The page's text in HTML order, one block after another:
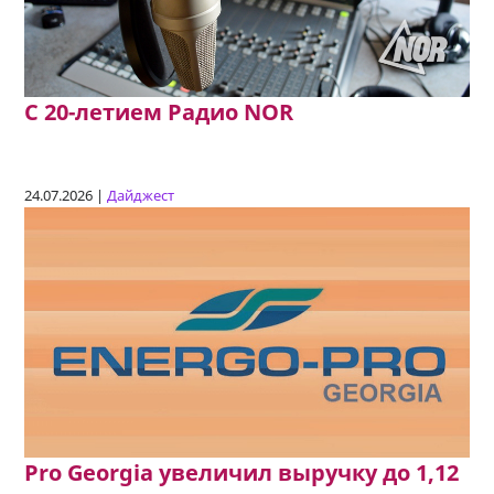
C 20-летием Радио NOR
24.07.2026 |Дайджест
Pro Georgia увеличил выручку до 1,12